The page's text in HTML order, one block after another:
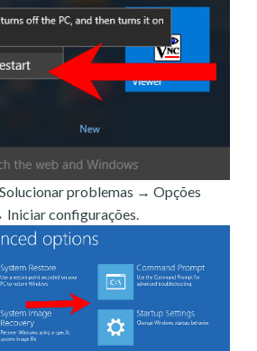
problemas → Opções
Iniciar configurações.